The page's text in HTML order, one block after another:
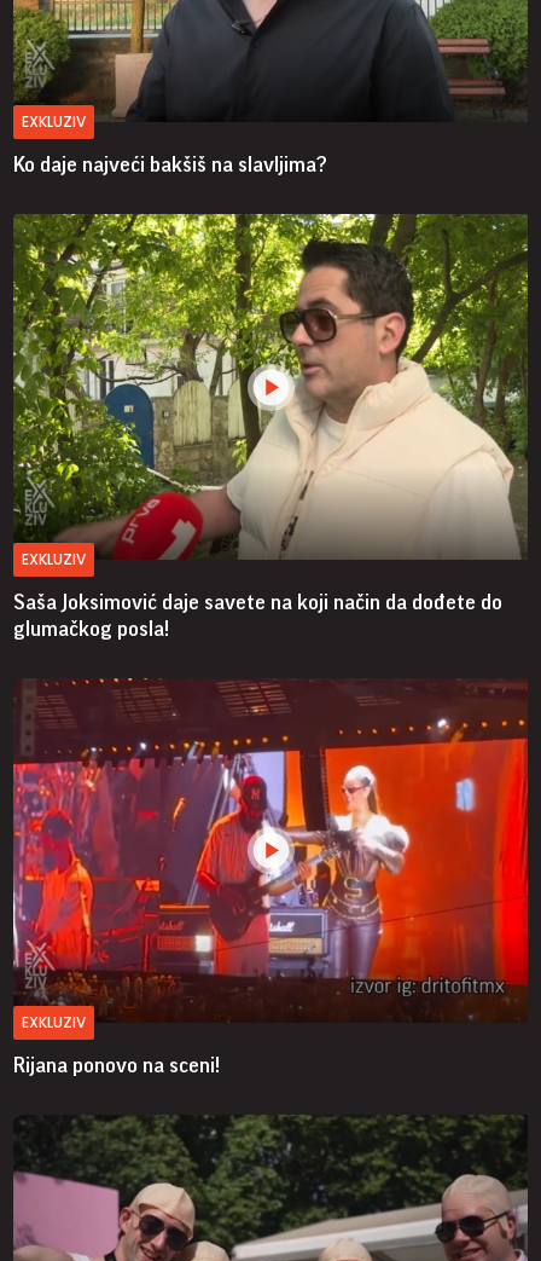
EXKLUZIV
Ko daje najveći bakšiš na slavljima?
EXKLUZIV
Saša Joksimović daje savete na koji način da dođete do
glumačkog posla!
EXKLUZIV
Rijana ponovo na sceni!